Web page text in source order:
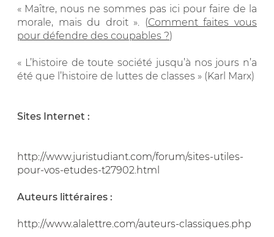
« Maître, nous ne sommes pas ici pour faire de la
morale, mais du droit ». (Comment faites vous
pour défendre des coupables ?)
« L’histoire de toute société jusqu’à nos jours n’a
été que l’histoire de luttes de classes » (Karl Marx)
Sites Internet :
http://www.juristudiant.com/forum/sites-utiles-
pour-vos-etudes-t27902.html
Auteurs littéraires :
http://www.alalettre.com/auteurs-classiques.php